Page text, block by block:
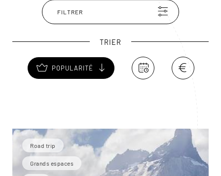
FILTRER
TRIER
POPULARITÉ
Road trip
Grands espaces